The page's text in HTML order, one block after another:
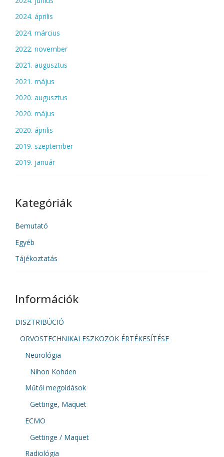
2024. április
2024. március
2022. november
2021. augusztus
2021. május
2020. augusztus
2020. május
2020. április
2019. szeptember
2019. január
Kategóriák
Bemutató
Egyéb
Tájékoztatás
Információk
DISZTRIBÚCIÓ
ORVOSTECHNIKAI ESZKÖZÖK ÉRTÉKESÍTÉSE
Neurológia
Nihon Kohden
Műtői megoldások
Gettinge, Maquet
ECMO
Gettinge / Maquet
Radiológia